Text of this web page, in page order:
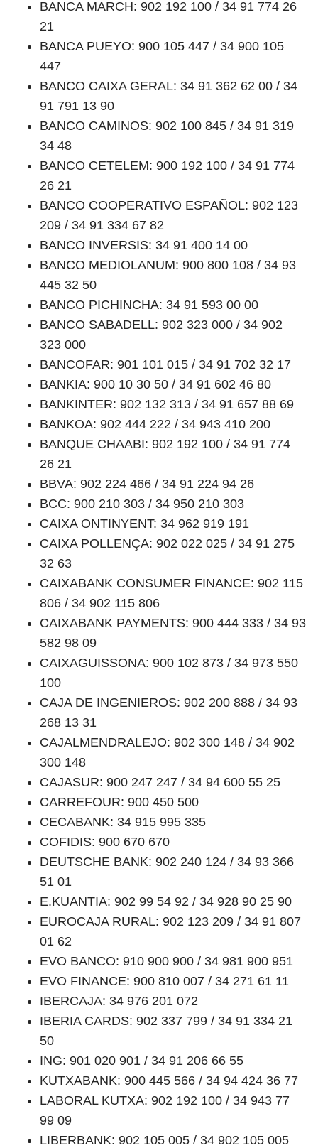
BANCA MARCH: 902 192 100 / 34 91 774 26
21
BANCA PUEYO: 900 105 447 / 34 900 105
447
BANCO CAIXA GERAL: 34 91 362 62 00 / 34
91 791 13 90
BANCO CAMINOS: 902 100 845 / 34 91 319
34 48
BANCO CETELEM: 900 192 100 / 34 91 774
26 21
BANCO COOPERATIVO ESPAÑOL: 902 123
209 / 34 91 334 67 82
BANCO INVERSIS: 34 91 400 14 00
BANCO MEDIOLANUM: 900 800 108 / 34 93
445 32 50
BANCO PICHINCHA: 34 91 593 00 00
BANCO SABADELL: 902 323 000 / 34 902
323 000
BANCOFAR: 901 101 015 / 34 91 702 32 17
BANKIA: 900 10 30 50 / 34 91 602 46 80
BANKINTER: 902 132 313 / 34 91 657 88 69
BANKOA: 902 444 222 / 34 943 410 200
BANQUE CHAABI: 902 192 100 / 34 91 774
26 21
BBVA: 902 224 466 / 34 91 224 94 26
BCC: 900 210 303 / 34 950 210 303
CAIXA ONTINYENT: 34 962 919 191
CAIXA POLLENÇA: 902 022 025 / 34 91 275
32 63
CAIXABANK CONSUMER FINANCE: 902 115
806 / 34 902 115 806
CAIXABANK PAYMENTS: 900 444 333 / 34 93
582 98 09
CAIXAGUISSONA: 900 102 873 / 34 973 550
100
CAJA DE INGENIEROS: 902 200 888 / 34 93
268 13 31
CAJALMENDRALEJO: 902 300 148 / 34 902
300 148
CAJASUR: 900 247 247 / 34 94 600 55 25
CARREFOUR: 900 450 500
CECABANK: 34 915 995 335
COFIDIS: 900 670 670
DEUTSCHE BANK: 902 240 124 / 34 93 366
51 01
E.KUANTIA: 902 99 54 92 / 34 928 90 25 90
EUROCAJA RURAL: 902 123 209 / 34 91 807
01 62
EVO BANCO: 910 900 900 / 34 981 900 951
EVO FINANCE: 900 810 007 / 34 271 61 11
IBERCAJA: 34 976 201 072
IBERIA CARDS: 902 337 799 / 34 91 334 21
50
ING: 901 020 901 / 34 91 206 66 55
KUTXABANK: 900 445 566 / 34 94 424 36 77
LABORAL KUTXA: 902 192 100 / 34 943 77
99 09
LIBERBANK: 902 105 005 / 34 902 105 005